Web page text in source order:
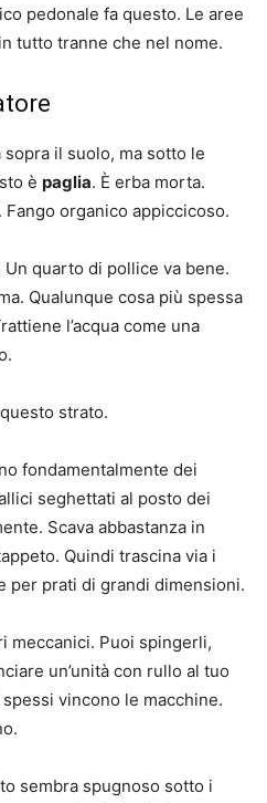
pedonale fa questo. Le aree
tutto tranne che nel nome.
sopra il suolo, ma sotto le
è paglia. È erba morta.
organico appiccicoso.
Un quarto di pollice va bene.
Qualunque cosa più spessa
l’acqua come una
strato.
fondamentalmente dei
seghettati al posto dei
Scava abbastanza in
Quindi trascina via i
per prati di grandi dimensioni.
meccanici. Puoi spingerli,
un’unità con rullo al tuo
vincono le macchine.
sembra spugnoso sotto i